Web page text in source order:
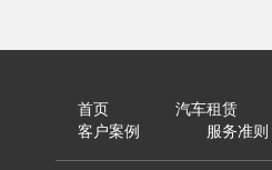
首页 汽车租赁
客户案例
服务准则